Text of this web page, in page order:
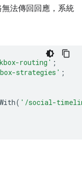
法傳回回應，系統
routing' ;
strategies' ;
( '/social-